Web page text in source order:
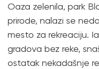
Oaza zelenila, park
prirode, nalazi se
mesto za rekreaciju.
gradova bez reke,
ostatak nekadašnje